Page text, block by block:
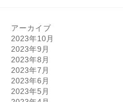
アーカイブ
2023年10月
2023年9月
2023年8月
2023年7月
2023年6月
2023年5月